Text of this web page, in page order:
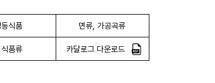
동식품 면류, 가공곡류
식품류 카달로그 다운로드